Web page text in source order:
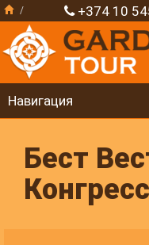
+374 10
Навигация
Бест
Конгресс